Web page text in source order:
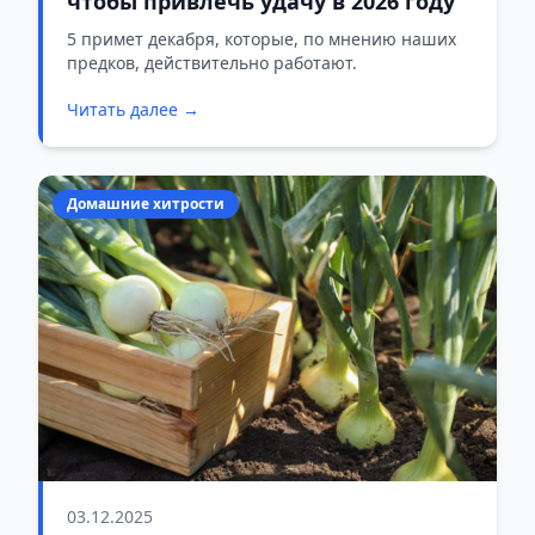
5 примет декабря, которые, по мнению наших
предков, действительно работают.
Читать далее →
Домашние хитрости
03.12.2025